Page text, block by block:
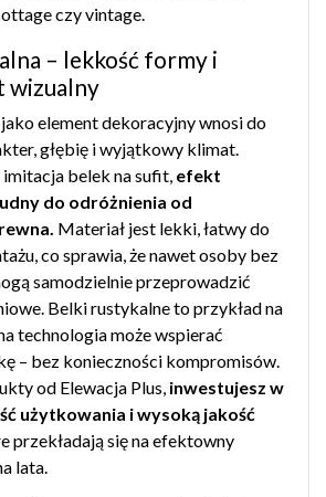
czy vintage.
– lekkość formy i
wizualny
element dekoracyjny wnosi do
głębię i wyjątkowy klimat.
belek na sufit, efekt
do odróżnienia od
Materiał jest lekki, łatwy do
co sprawia, że nawet osoby bez
samodzielnie przeprowadzić
Belki rustykalne to przykład na
technologia może wspierać
– bez konieczności kompromisów.
od Elewacja Plus, inwestujesz w
użytkowania i wysoką jakość
przekładają się na efektowny
lata.